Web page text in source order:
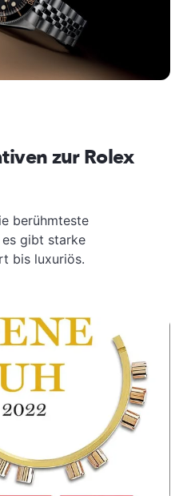
zur Rolex
berühmteste
es gibt starke
bis luxuriös.